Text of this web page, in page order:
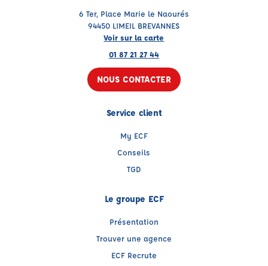
6 Ter, Place Marie le Naourés
94450 LIMEIL BREVANNES
Voir sur la carte
01 87 21 27 44
NOUS CONTACTER
Service client
My ECF
Conseils
TGD
Le groupe ECF
Présentation
Trouver une agence
ECF Recrute